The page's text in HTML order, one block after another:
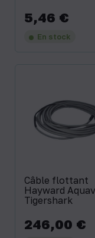
Prix
5,46 €
En stock
Câble flottant
Hayward
Tigershark
Prix
246,00 €